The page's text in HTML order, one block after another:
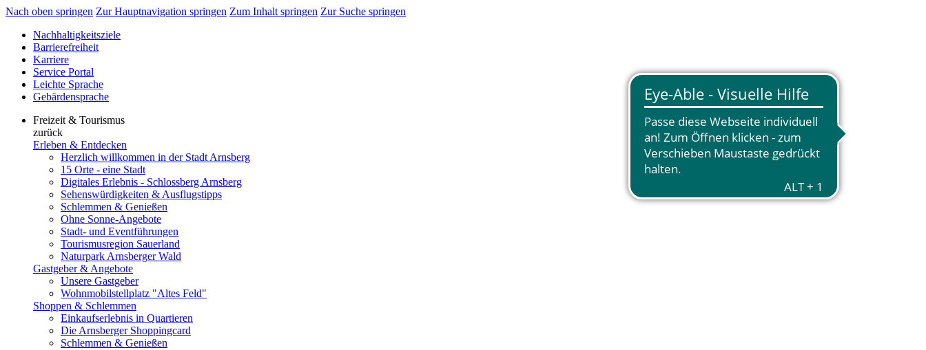
Nach oben springen Zur Hauptnavigation springen Zum Inhalt springen Zur Suche springen
Nachhaltigkeitsziele
Barrierefreiheit
Karriere
Service Portal
Leichte Sprache
Gebärdensprache
Freizeit & Tourismus
zurück
Erleben & Entdecken
Herzlich willkommen in der Stadt Arnsberg
15 Orte - eine Stadt
Digitales Erlebnis - Schlossberg Arnsberg
Sehenswürdigkeiten & Ausflugstipps
Schlemmen & Genießen
Ohne Sonne-Angebote
Stadt- und Eventführungen
Tourismusregion Sauerland
Naturpark Arnsberger Wald
Gastgeber & Angebote
Unsere Gastgeber
Wohnmobilstellplatz "Altes Feld"
Shoppen & Schlemmen
Einkaufserlebnis in Quartieren
Die Arnsberger Shoppingcard
Schlemmen & Genießen